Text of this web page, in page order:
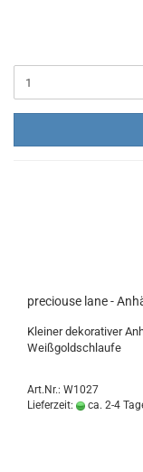
preciouse lane -
Kleiner dekorativer
Weißgoldschlaufe
Art.Nr.: W1027
Lieferzeit:
ca. 2-4